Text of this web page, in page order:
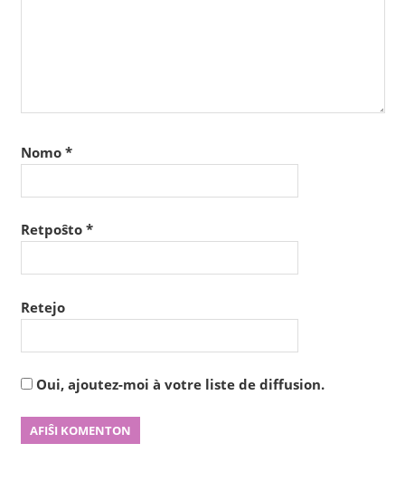
Nomo *
Retpoŝto *
Retejo
Oui, ajoutez-moi à votre liste de diffusion.